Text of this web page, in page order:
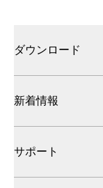
ダウンロード
新着情報
サポート